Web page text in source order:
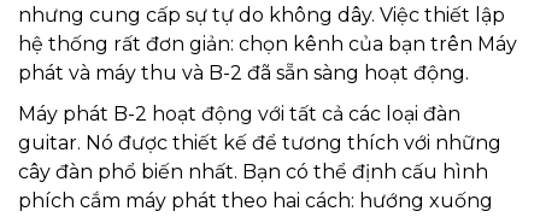
nhưng cung cấp sự tự do không dây. Việc thiết lập
hệ thống rất đơn giản: chọn kênh của bạn trên Máy
phát và máy thu và B-2 đã sẵn sàng hoạt động.
Máy phát B-2 hoạt động với tất cả các loại đàn
guitar. Nó được thiết kế để tương thích với những
cây đàn phổ biến nhất. Bạn có thể định cấu hình
phích cắm máy phát theo hai cách: hướng xuống